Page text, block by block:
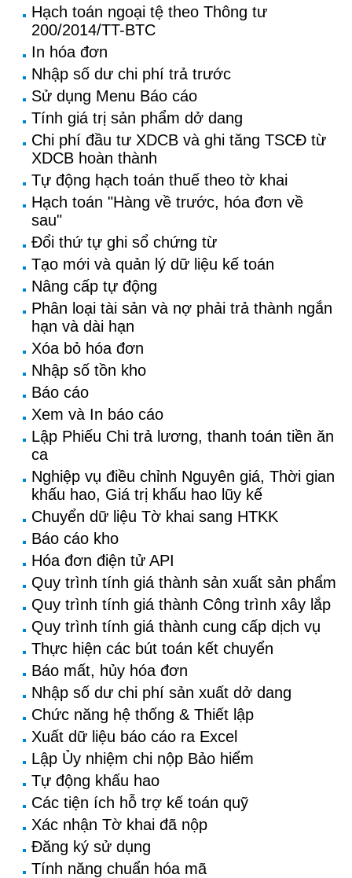
Hạch toán ngoại tệ theo Thông tư
200/2014/TT-BTC
In hóa đơn
Nhập số dư chi phí trả trước
Sử dụng Menu Báo cáo
Tính giá trị sản phẩm dở dang
Chi phí đầu tư XDCB và ghi tăng TSCĐ từ
XDCB hoàn thành
Tự động hạch toán thuế theo tờ khai
Hạch toán "Hàng về trước, hóa đơn về
sau"
Đổi thứ tự ghi sổ chứng từ
Tạo mới và quản lý dữ liệu kế toán
Nâng cấp tự động
Phân loại tài sản và nợ phải trả thành ngắn
hạn và dài hạn
Xóa bỏ hóa đơn
Nhập số tồn kho
Báo cáo
Xem và In báo cáo
Lập Phiếu Chi trả lương, thanh toán tiền ăn
ca
Nghiệp vụ điều chỉnh Nguyên giá, Thời gian
khấu hao, Giá trị khấu hao lũy kế
Chuyển dữ liệu Tờ khai sang HTKK
Báo cáo kho
Hóa đơn điện tử API
Quy trình tính giá thành sản xuất sản phẩm
Quy trình tính giá thành Công trình xây lắp
Quy trình tính giá thành cung cấp dịch vụ
Thực hiện các bút toán kết chuyển
Báo mất, hủy hóa đơn
Nhập số dư chi phí sản xuất dở dang
Chức năng hệ thống & Thiết lập
Xuất dữ liệu báo cáo ra Excel
Lập Ủy nhiệm chi nộp Bảo hiểm
Tự động khấu hao
Các tiện ích hỗ trợ kế toán quỹ
Xác nhận Tờ khai đã nộp
Đăng ký sử dụng
Tính năng chuẩn hóa mã